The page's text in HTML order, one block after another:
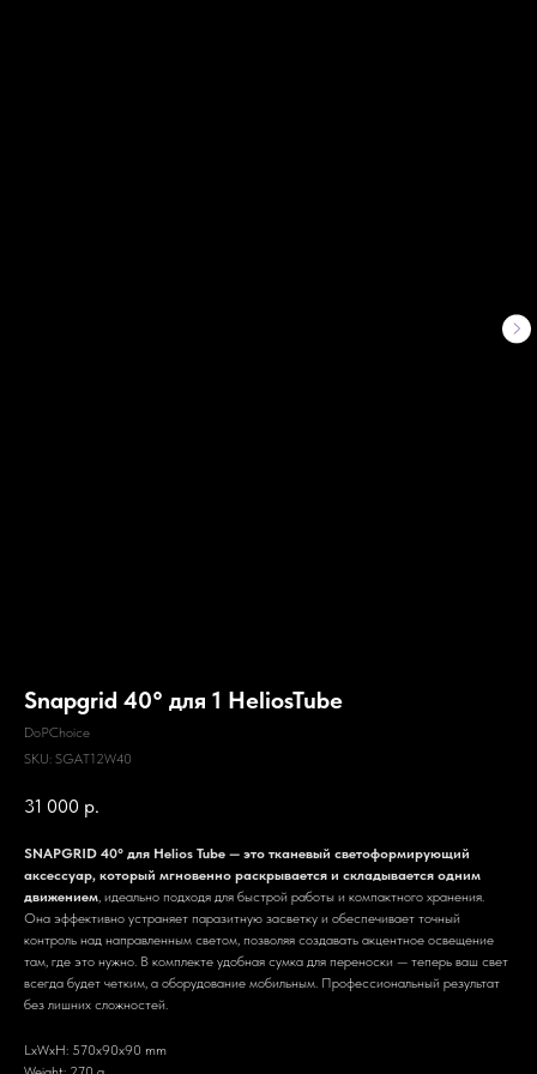
Snapgrid 40° для 1 HeliosTube
DoPChoice
SKU: SGAT12W40
31 000 р.
SNAPGRID 40° для Helios Tube — это тканевый светоформирующий
аксессуар, который мгновенно раскрывается и складывается одним
движением, идеально подходя для быстрой работы и компактного хранения.
Она эффективно устраняет паразитную засветку и обеспечивает точный
контроль над направленным светом, позволяя создавать акцентное освещение
там, где это нужно. В комплекте удобная сумка для переноски — теперь ваш свет
всегда будет четким, а оборудование мобильным. Профессиональный результат
без лишних сложностей.
LxWxH: 570x90x90 mm